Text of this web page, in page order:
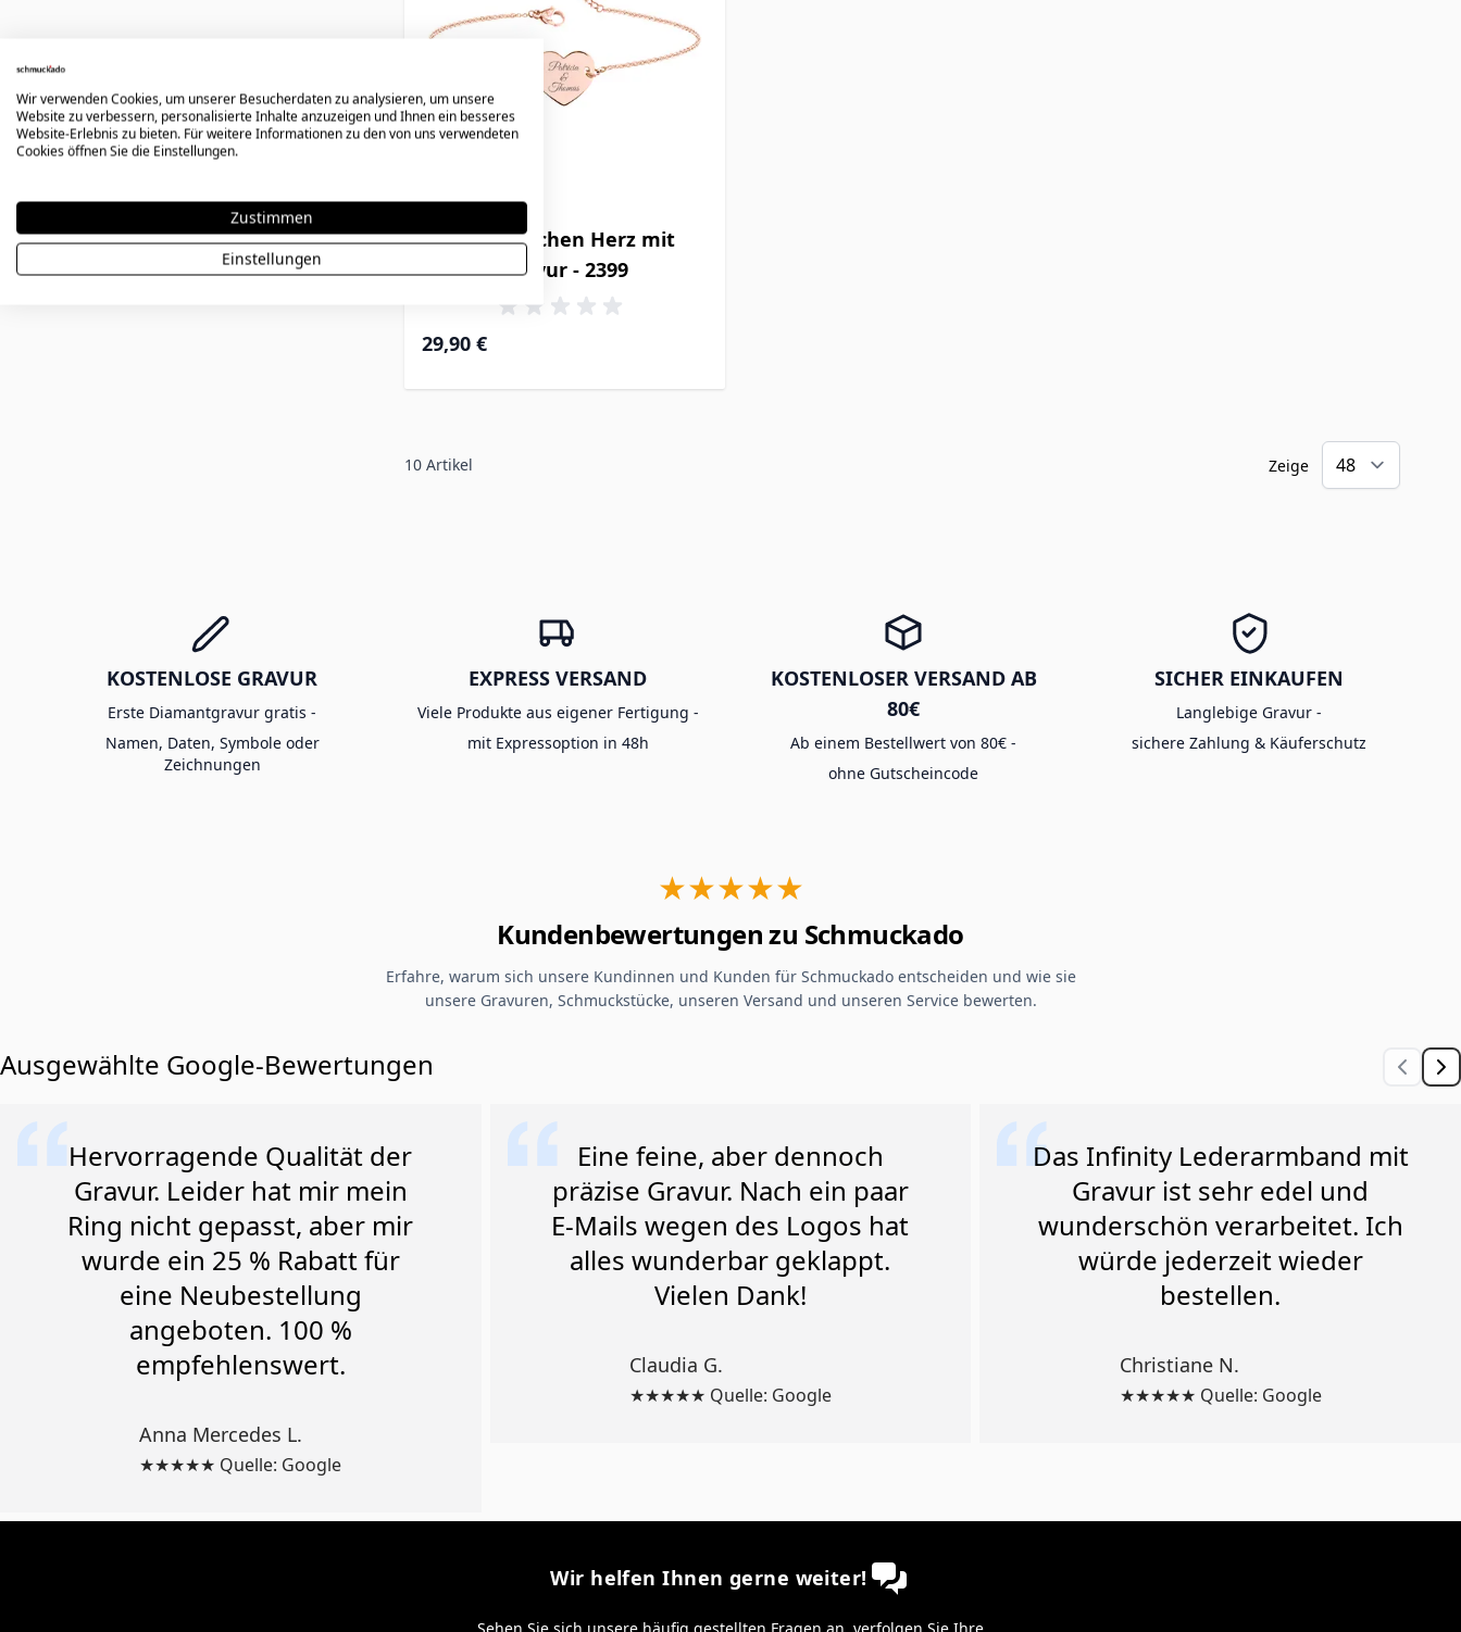
Armkettchen Herz mit
Gravur - 2399
29,90 €
10 Artikel Zeige
KOSTENLOSE GRAVUR
Erste Diamantgravur gratis -
Namen, Daten, Symbole oder
Zeichnungen
EXPRESS VERSAND
Viele Produkte aus eigener Fertigung -
mit Expressoption in 48h
KOSTENLOSER VERSAND AB
80€
Ab einem Bestellwert von 80€ -
ohne Gutscheincode
SICHER EINKAUFEN
Langlebige Gravur -
sichere Zahlung & Käuferschutz
★★★★★
Kundenbewertungen zu Schmuckado
Erfahre, warum sich unsere Kundinnen und Kunden für Schmuckado entscheiden und wie sie
unsere Gravuren, Schmuckstücke, unseren Versand und unseren Service bewerten.
Ausgewählte Google-Bewertungen
Hervorragende Qualität der
Gravur. Leider hat mir mein
Ring nicht gepasst, aber mir
wurde ein 25 % Rabatt für
eine Neubestellung
angeboten. 100 %
empfehlenswert.
Anna Mercedes L.
★★★★★ Quelle: Google
Eine feine, aber dennoch
präzise Gravur. Nach ein paar
E-Mails wegen des Logos hat
alles wunderbar geklappt.
Vielen Dank!
Claudia G.
★★★★★ Quelle: Google
Das Infinity Lederarmband mit
Gravur ist sehr edel und
wunderschön verarbeitet. Ich
würde jederzeit wieder
bestellen.
Christiane N.
★★★★★ Quelle: Google
Wir helfen Ihnen gerne weiter!
Wir verwenden Cookies, um unserer Besucherdaten zu analysieren, um unsere
Website zu verbessern, personalisierte Inhalte anzuzeigen und Ihnen ein besseres
Website-Erlebnis zu bieten. Für weitere Informationen zu den von uns verwendeten
Cookies öffnen Sie die Einstellungen.
Zustimmen
Einstellungen